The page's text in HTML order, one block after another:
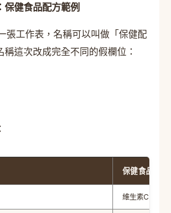
保健食品配方範例
張工作表，名稱可以叫做「保健配
這次改成完全不同的假欄位：
保健食品原料
維生素C